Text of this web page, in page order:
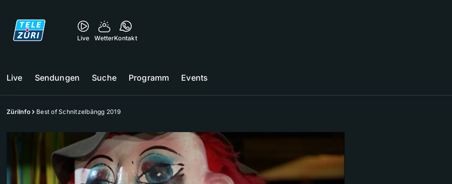
Live WetterKontakt
Live Sendungen Suche Programm Events
ZüriInfo Best of Schnitzelbängg 2019